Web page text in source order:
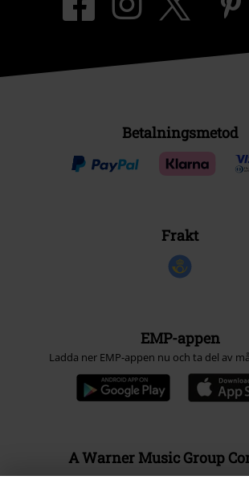
Betalningsmetod
Frakt
EMP-appen
Ladda ner EMP-appen nu och ta del av
A Warner Music Group